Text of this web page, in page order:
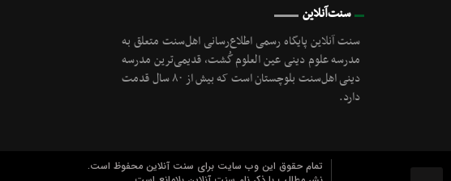
سنت‌آنلاین
سنت آنلاین پایگاه رسمی اطلاع‌رسانی اهل‌سنت متعلق به
مدرسه علوم دینی عین العلوم گُشت, قدیمی‌ترین مدرسه
دینی اهل‌سنت بلوچستان است که بیش از ۸۰ سال قدمت
دارد.
تمام حقوق این وب سایت برای سنت آنلاین محفوظ است.